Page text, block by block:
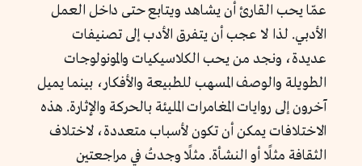
عمّا يحب القارئ أن يشاهد ويتابع حتى داخل العمل
الأدبي. لذا لا عجب أن يتفرق الأدب إلى تصنيفات
عديدة، ونجد من يحب الكلاسيكيات والمونولوجات
الطويلة والوصف المسهب للطبيعة والأفكار، بينما يميل
آخرون إلى روايات المغامرات المليئة بالحركة والإثارة. هذه
الاختلافات يمكن أن تكون لأسباب متعددة، لاختلاف
الثقافة مثلًا أو النشأة. مثلًا وجدتُ في مراجعتين